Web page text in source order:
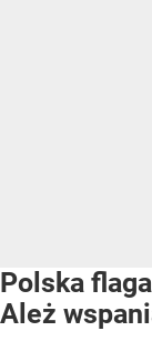
Polska
Ależ